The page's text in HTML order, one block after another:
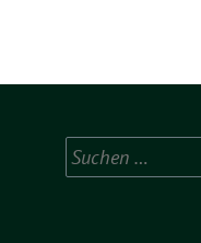
Suchen
nach: